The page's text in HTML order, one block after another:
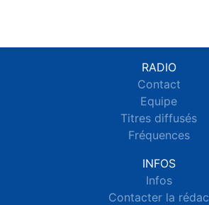
RADIO
Contact
Equipe
Titres diffusés
Fréquences
INFOS
Infos
Contacter la rédac